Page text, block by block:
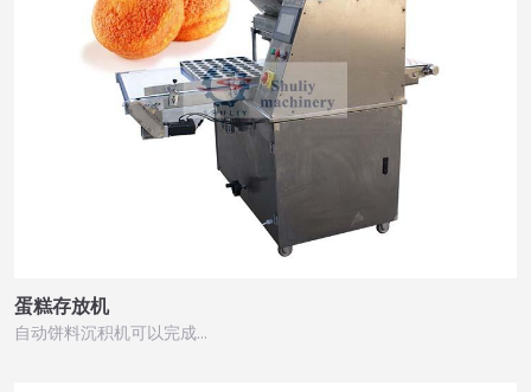
蛋糕存放机
自动饼料沉积机可以完成…